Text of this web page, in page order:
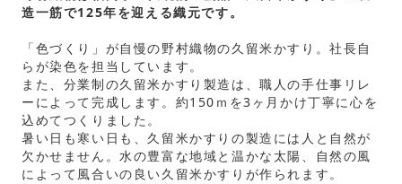
造一筋で125年を迎える織元です。
「色づくり」が自慢の野村織物の久留米かすり。社長自
らが染色を担当しています。
また、分業制の久留米かすり製造は、職人の手仕事リレ
ーによって完成します。約150ｍを3ヶ月かけ丁寧に心を
込めてつくりました。
暑い日も寒い日も、久留米かすりの製造には人と自然が
欠かせません。水の豊富な地域と温かな太陽、自然の風
によって風合いの良い久留米かすりが作られます。